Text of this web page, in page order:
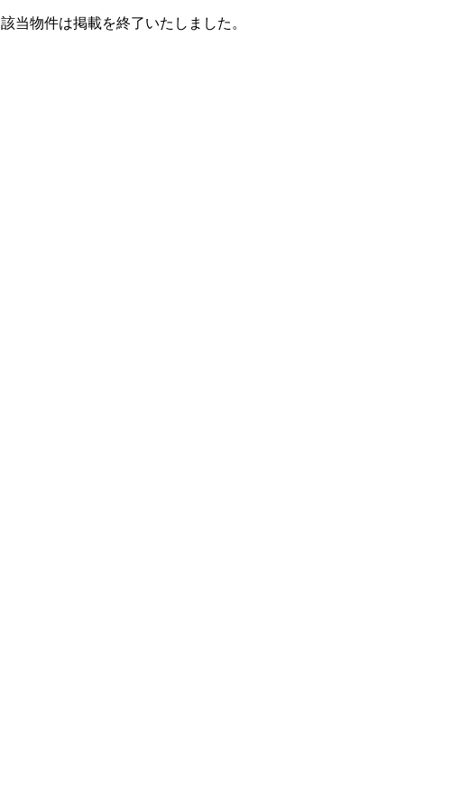
該当物件は掲載を終了いたしました。